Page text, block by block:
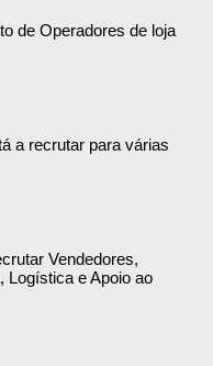
de Operadores de loja
a recrutar para várias
Vendedores,
Logística e Apoio ao